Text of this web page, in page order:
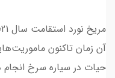
آن زمان تاکنون
حیات در سیاره سرخ انجام